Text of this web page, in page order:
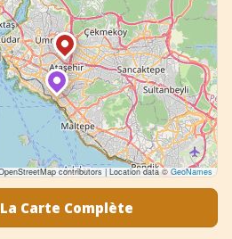
contributors | Location data ©GeoNames
Carte Complète